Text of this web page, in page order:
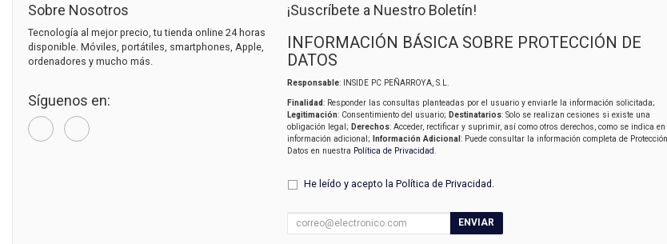
Sobre Nosotros
Tecnología al mejor precio, tu tienda online 24 horas
disponible. Móviles, portátiles, smartphones, Apple,
ordenadores y mucho más.
Síguenos en:
¡Suscríbete a Nuestro Boletín!
INFORMACIÓN BÁSICA SOBRE PROTECCIÓN DE
DATOS
Responsable: INSIDE PC PEÑARROYA, S.L.
Finalidad: Responder las consultas planteadas por el usuario y enviarle la información solicitada;
Legitimación: Consentimiento del usuario; Destinatarios: Solo se realizan cesiones si existe una
obligación legal; Derechos: Acceder, rectificar y suprimir, así como otros derechos, como se indica en
información adicional;
Información Adicional : Puede consultar la información completa de
Datos en nuestra Política de Privacidad.
He leído y acepto la Política de Privacidad .
ENVIAR